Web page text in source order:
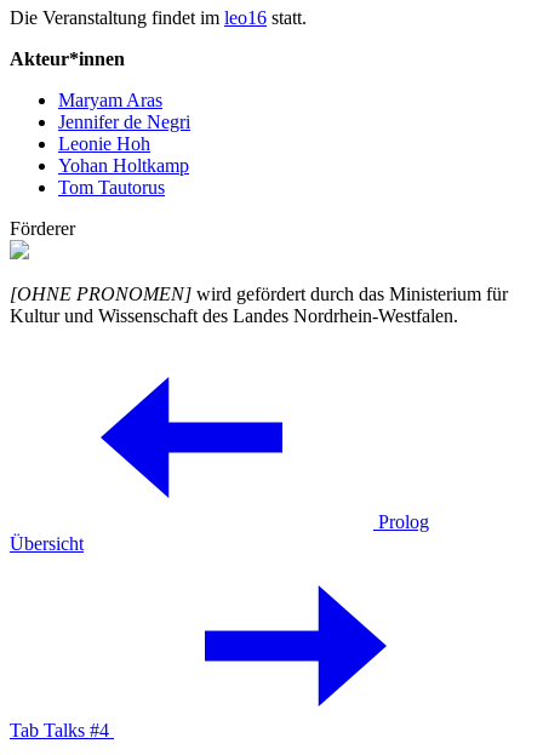
Die Veranstaltung findet im leo16 statt.
Akteur*innen
Maryam Aras
Jennifer de Negri
Leonie Hoh
Yohan Holtkamp
Tom Tautorus
Förderer
[OHNE PRONOMEN] wird gefördert durch das Ministerium für
Kultur und Wissenschaft des Landes Nordrhein-Westfalen.
Prolog
Übersicht
Tab Talks #4